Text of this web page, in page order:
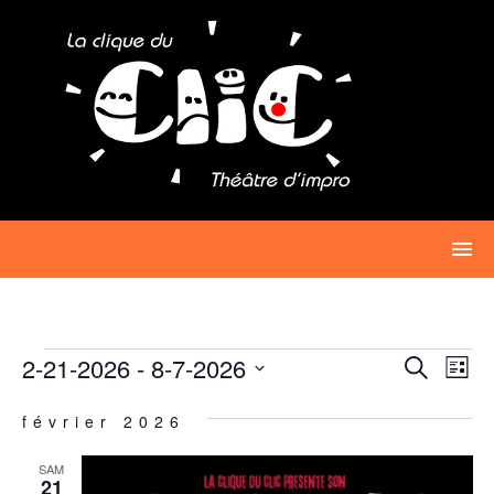
ÉVÈNEMENTS Recherche
Liste
2-21-2026 - 8-7-2026
une
février 2026
SAM
21